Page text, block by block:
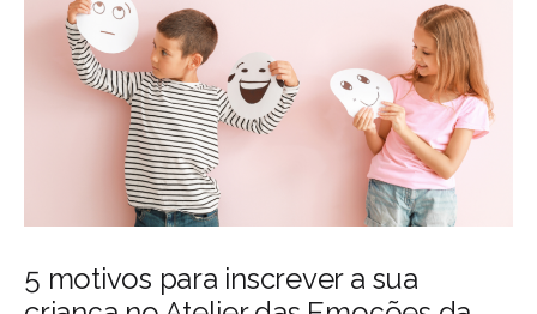
5 motivos para inscrever a sua